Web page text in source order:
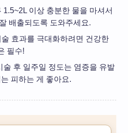
1.5~2L 이상 충분한 물을 마셔서
배출되도록 도와주세요.
술 효과를 극대화하려면 건강한
필수!
술 후 일주일 정도는 염증을 유발
피하는 게 좋아요.